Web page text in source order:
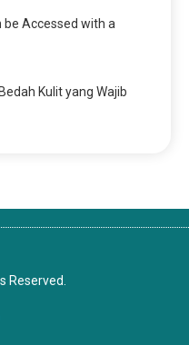
Accessed with a
Kulit yang Wajib